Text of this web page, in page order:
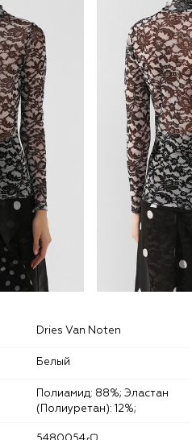
Dries Van Noten
Белый
(Полиуретан): 12%;